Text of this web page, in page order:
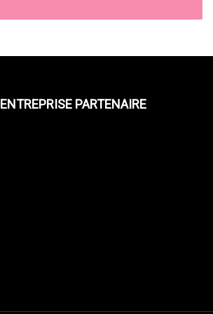
ENTREPRISE PARTENAIRE